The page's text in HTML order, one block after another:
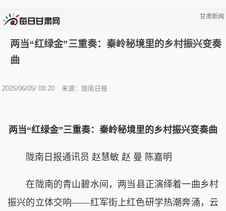
甘肃新闻
两当“红绿金”三重奏：秦岭秘境里的乡村振兴变奏
曲
2025/06/05/ 08:20 来源：陇南日报
两当“红绿金”三重奏：秦岭秘境里的乡村振兴变奏曲
陇南日报通讯员 赵慧敏 赵 曼 陈嘉明
在陇南的青山碧水间，两当县正演绎着一曲乡村
振兴的立体交响——红军街上红色研学热潮奔涌，云